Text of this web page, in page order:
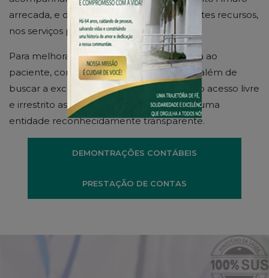
arrecada, e de que forma são aplicados estes recursos,
nos serviços prestados à população.
Para melhorar sua finalidade de assistência ao
paciente, com dignidade e competência, além de
buscar a excelência dos serviços, oferece o acesso livre
e irrestrito as informações pertinentes de uma
entidade reconhecidamente transparente.
DEMONTRAÇÕES CONTÁBEIS
PRESTAÇÃO DE CONTAS